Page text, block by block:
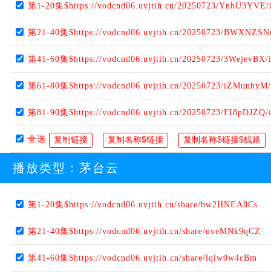
第1-20集$https://vodcnd06.uvjtih.cn/20250723/YnhU3YVE/
第21-40集$https://vodcnd06.uvjtih.cn/20250723/
第41-60集$https://vodcnd06.uvjtih.cn/20250723/3WejevBX/
第61-80集$https://vodcnd06.uvjtih.cn/20250723/
第81-90集$https://vodcnd06.uvjtih.cn/20250723/FI8pDJZQ/
全选
播放类型： 茅台云
第1-20集$https://vodcnd06.uvjtih.cn/share/bw2HNEA8Cs
第21-40集$https://vodcnd06.uvjtih.cn/share/uveMNk9qCZ
第41-60集$https://vodcnd06.uvjtih.cn/share/lqlw0w4cBm